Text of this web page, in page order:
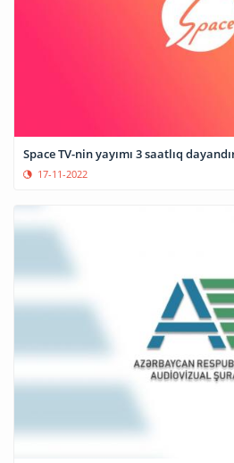
Space TV-nin yayımı 3 saatlıq
17-11-2022